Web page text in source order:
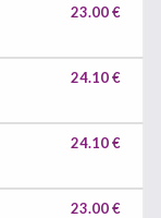
23.00 €
24.10 €
24.10 €
23.00 €